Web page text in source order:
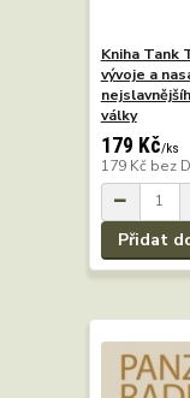
Kniha Tank
vývoje a
války
179 Kč/ks
179 Kč bez
Přidat